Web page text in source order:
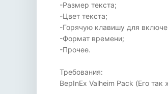
-Размер текста;
-Цвет текста;
-Горячую клавишу для
-Формат времени;
-Прочее.
Требования:
BepInEx Valheim Pack (Его